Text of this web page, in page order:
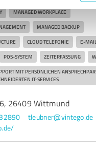
MANAGED WORKPLACE
MANAGED BACKUP
CLOUD TELEFONIE E-
POS-SYSTEM ZEITERFASSUNG
MIT PERSÖNLICHEN
IT-SERVICES
26409 Wittmund
tleubner@vintego.de